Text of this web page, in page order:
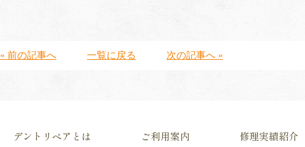
« 前の記事へ 一覧に戻る 次の記事へ »
デントリペアとは ご利用案内 修理実績紹介